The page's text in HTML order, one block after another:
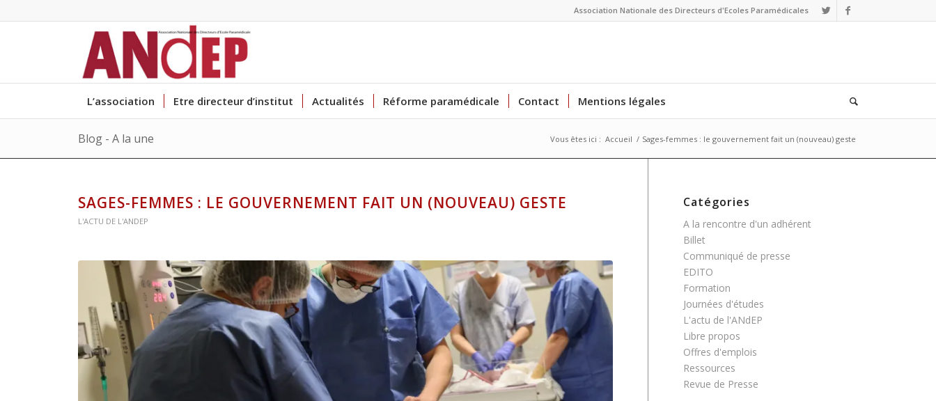
Association Nationale des Directeurs d'Ecoles Paramédicales
L’association Etre directeur d’institut Actualités Réforme paramédicale Contact Mentions légales
Blog - A la une Vous êtes ici : Accueil / Sages-femmes : le gouvernement fait un (nouveau) geste
SAGES-FEMMES : LE GOUVERNEMENT FAIT UN (NOUVEAU) GESTE
L'ACTU DE L'ANDEP
Catégories
A la rencontre d'un adhérent
Billet
Communiqué de presse
EDITO
Formation
Journées d'études
L'actu de l'ANdEP
Libre propos
Offres d'emplois
Ressources
Revue de Presse